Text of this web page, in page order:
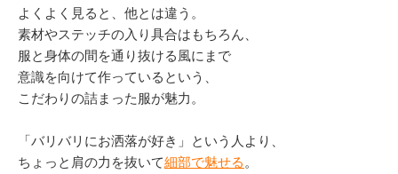
よくよく見ると、他とは違う。
素材やステッチの入り具合はもちろん、
服と身体の間を通り抜ける風にまで
意識を向けて作っているという、
こだわりの詰まった服が魅力。
「バリバリにお洒落が好き」という人より、
ちょっと肩の力を抜いて細部で魅せる 。